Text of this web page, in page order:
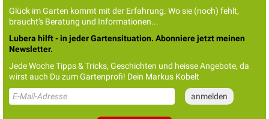
Glück im Garten kommt mit der Erfahrung. Wo sie (noch) fehlt,
braucht's Beratung und Informationen...
Lubera hilft - in jeder Gartensituation. Abonniere jetzt meinen
Newsletter.
Jede Woche Tipps & Tricks, Geschichten und heisse Angebote, da
wirst auch Du zum Gartenprofi! Dein Markus Kobelt